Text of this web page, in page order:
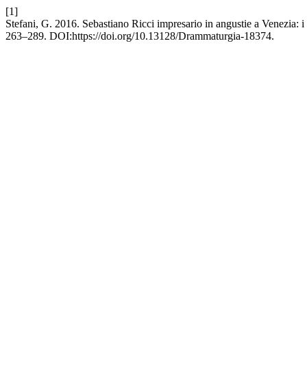
[1]
Stefani, G. 2016. Sebastiano Ricci impresario in angustie a
263–289. DOI:https://doi.org/10.13128/Drammaturgia-18374.